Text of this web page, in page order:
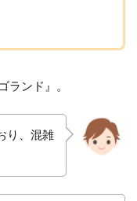
ランド』。
り、混雑